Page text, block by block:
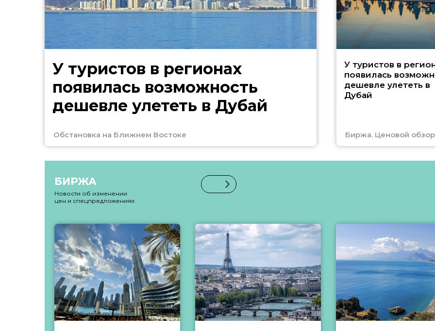
У туристов в регионах
появилась возможность
дешевле улететь в Дубай
Обстановка на Ближнем Востоке
У туристов в
появилась
дешевле улететь в
Дубай
Биржа. Ценовой обзор
БИРЖА
Новости об изменении
цен и спецпредложениях